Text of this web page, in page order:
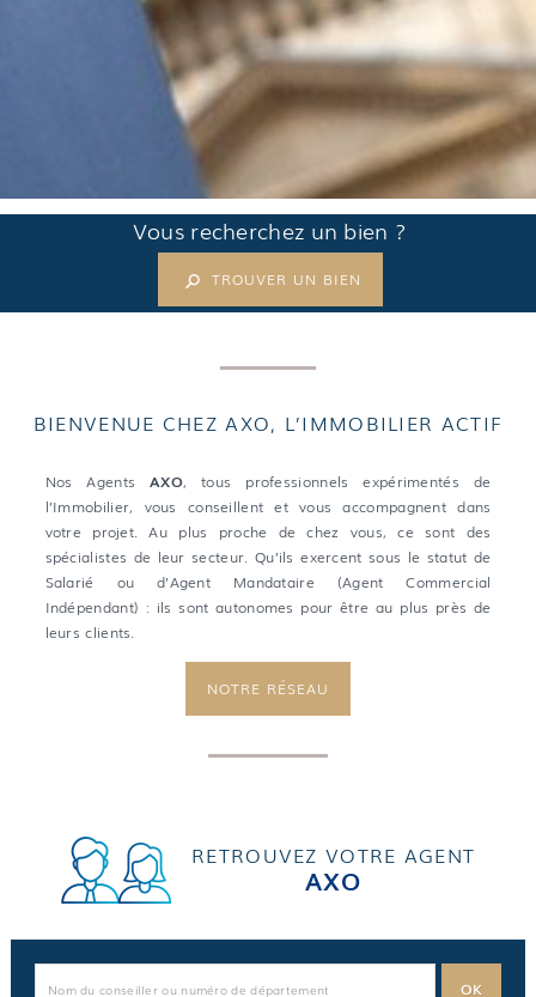
Vous recherchez un bien ?
TROUVER UN BIEN
BIENVENUE CHEZ AXO, L’IMMOBILIER ACTIF
Nos AgentsAXO, tous professionnels expérimentés de
l’Immobilier, vous conseillent et vous accompagnent dans
votre projet. Au plus proche de chez vous, ce sont des
spécialistes de leur secteur. Qu’ils exercent sous le statut de
Salarié ou d’Agent Mandataire (Agent Commercial
Indépendant) : ils sont autonomes pour être au plus près de
leurs clients.
NOTRE RÉSEAU
RETROUVEZ VOTRE AGENT
AXO